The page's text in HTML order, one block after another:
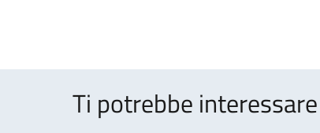
Ti potrebbe